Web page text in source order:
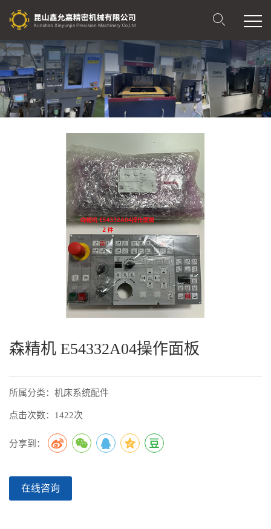
森精机 E54332A04操作面板
所属分类：机床系统配件
点击次数：1422次
分享到：
在线咨询